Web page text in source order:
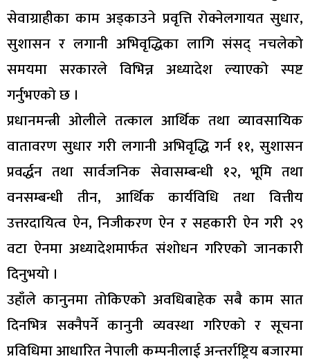
सेवाग्राहीका काम अड्काउने प्रवृत्ति रोक्नेलगायत सुधार,
सुशासन र लगानी अभिवृद्धिका लागि संसद् नचलेको
समयमा सरकारले विभिन्न अध्यादेश ल्याएको स्पष्ट
गर्नुभएको छ ।
प्रधानमन्त्री ओलीले तत्काल आर्थिक तथा व्यावसायिक
वातावरण सुधार गरी लगानी अभिवृद्धि गर्न ११, सुशासन
प्रवर्द्धन तथा सार्वजनिक सेवासम्बन्धी १२, भूमि तथा
वनसम्बन्धी तीन, आर्थिक कार्यविधि तथा वित्तीय
उत्तरदायित्व ऐन, निजीकरण ऐन र सहकारी ऐन गरी २९
वटा ऐनमा अध्यादेशमार्फत संशोधन गरिएको जानकारी
दिनुभयो ।
उहाँले कानुनमा तोकिएको अवधिबाहेक सबै काम सात
दिनभित्र सक्नैपर्ने कानुनी व्यवस्था गरिएको र सूचना
प्रविधिमा आधारित नेपाली कम्पनीलाई अन्तर्राष्ट्रिय बजारमा